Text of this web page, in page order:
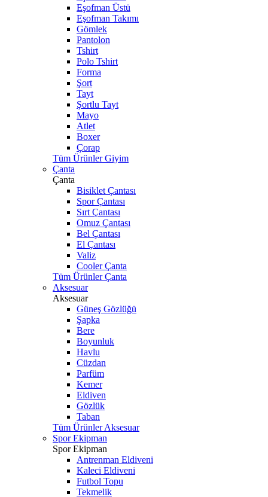
Eşofman Üstü
Eşofman Takımı
Gömlek
Pantolon
Tshirt
Polo Tshirt
Forma
Şort
Tayt
Şortlu Tayt
Mayo
Atlet
Boxer
Çorap
Tüm Ürünler Giyim
Çanta
Çanta
Bisiklet Çantası
Spor Çantası
Sırt Çantası
Omuz Çantası
Bel Çantası
El Çantası
Valiz
Cooler Çanta
Tüm Ürünler Çanta
Aksesuar
Aksesuar
Güneş Gözlüğü
Şapka
Bere
Boyunluk
Havlu
Cüzdan
Parfüm
Kemer
Eldiven
Gözlük
Taban
Tüm Ürünler Aksesuar
Spor Ekipman
Spor Ekipman
Antrenman Eldiveni
Kaleci Eldiveni
Futbol Topu
Tekmelik